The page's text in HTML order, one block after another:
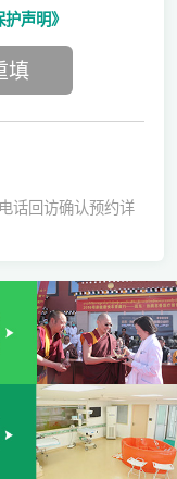
声明》
话回访确认预约详